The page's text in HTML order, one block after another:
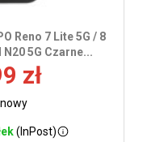
Reno 7 Lite 5G / 8
5G Czarne...
zł
(InPost)